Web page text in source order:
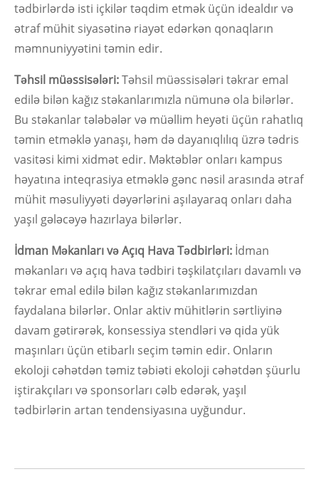
tədbirlərdə isti içkilər təqdim etmək üçün idealdır və
ətraf mühit siyasətinə riayət edərkən qonaqların
məmnuniyyətini təmin edir.
Təhsil müəssisələri:Təhsil müəssisələri təkrar emal
edilə bilən kağız stəkanlarımızla nümunə ola bilərlər.
Bu stəkanlar tələbələr və müəllim heyəti üçün rahatlıq
təmin etməklə yanaşı, həm də dayanıqlılıq üzrə tədris
vasitəsi kimi xidmət edir. Məktəblər onları kampus
həyatına inteqrasiya etməklə gənc nəsil arasında ətraf
mühit məsuliyyəti dəyərlərini aşılayaraq onları daha
yaşıl gələcəyə hazırlaya bilərlər.
İdman Məkanları və Açıq Hava Tədbirləri: İdman
məkanları və açıq hava tədbiri təşkilatçıları davamlı və
təkrar emal edilə bilən kağız stəkanlarımızdan
faydalana bilərlər. Onlar aktiv mühitlərin sərtliyinə
davam gətirərək, konsessiya stendləri və qida yük
maşınları üçün etibarlı seçim təmin edir. Onların
ekoloji cəhətdən təmiz təbiəti ekoloji cəhətdən şüurlu
iştirakçıları və sponsorları cəlb edərək, yaşıl
tədbirlərin artan tendensiyasına uyğundur.